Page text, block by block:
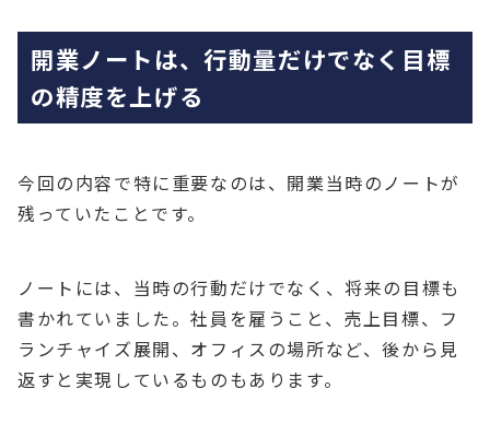
開業ノートは、行動量だけでなく目標
の精度を上げる
今回の内容で特に重要なのは、開業当時のノートが
残っていたことです。
ノートには、当時の行動だけでなく、将来の目標も
書かれていました。社員を雇うこと、売上目標、フ
ランチャイズ展開、オフィスの場所など、後から見
返すと実現しているものもあります。